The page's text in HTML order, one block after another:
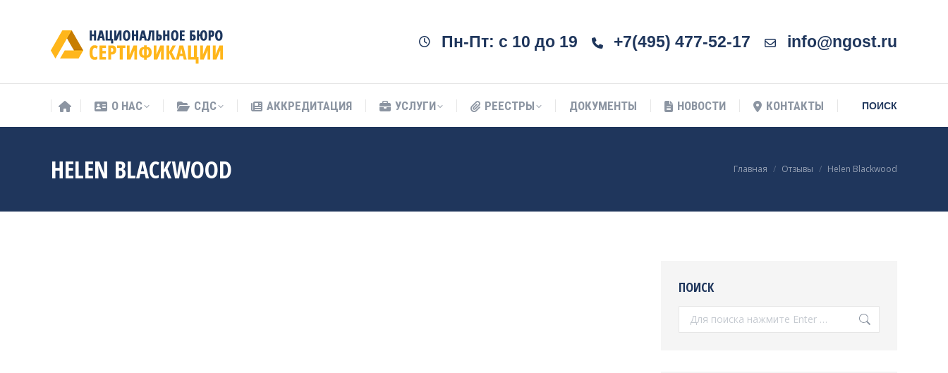
Пн-Пт: c 10 до 19 +7(495) 477-52-17 info@ngost.ru
О НАС СДС АККРЕДИТАЦИЯ УСЛУГИ РЕЕСТРЫ ДОКУМЕНТЫ НОВОСТИ КОНТАКТЫ Поиск:
ПОИСК
HELEN BLACKWOOD Вы здесь:
Главная Отзывы Helen Blackwood
ПОИСК
Поиск: